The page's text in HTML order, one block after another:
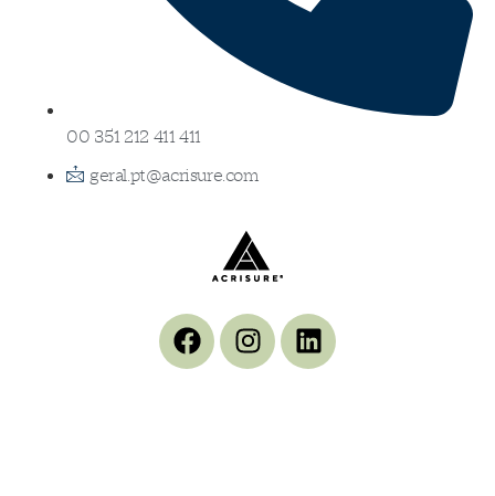
00 351 212 411 411
geral.pt@acrisure.com